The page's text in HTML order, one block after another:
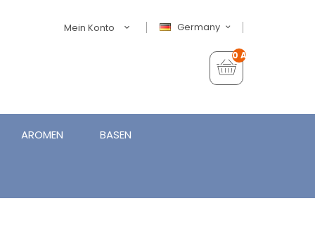
Germany
Mein Konto
0 Artikel - €0,00
AROMEN BASEN